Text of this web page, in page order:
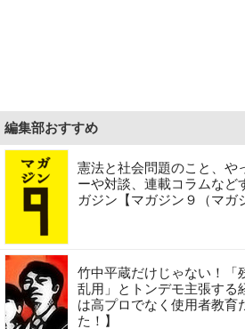
編集部おすすめ
憲法と社会問題のこと、や
ーや対談、連載コラムなど
ガジン【マガジン９（マガ
竹中平蔵だけじゃない！「
乱用」とトンデモ主張する
は高プロでなく使用者教育
た！】